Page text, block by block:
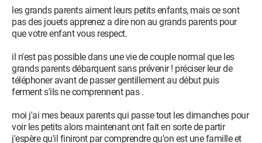
les grands parents aiment leurs petits enfants, mais ce sont
pas des jouets apprenez a dire non au grands parents pour
que votre enfant vous respect.
il n'est pas possible dans une vie de couple normal que les
grands parents débarquent sans prévenir ! préciser leur de
téléphoner avant de passer gentillement au début puis
ferment s'ils ne comprennent pas .
moi j'ai mes beaux parents qui passe tout les dimanches pour
voir les petits alors maintenant ont fait en sorte de partir
j'espère qu'il finiront par comprendre qu'on est une famille et